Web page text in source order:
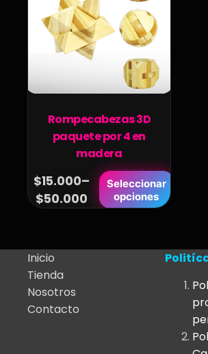
Rompecabezas 3D
paquete por 4 en
madera
$15.000–
$50.000
Price
through
$50.000
Seleccionar
opciones
Este
producto
variantes.
Las
opciones
se
Inicio
Tienda
Nosotros
Contacto